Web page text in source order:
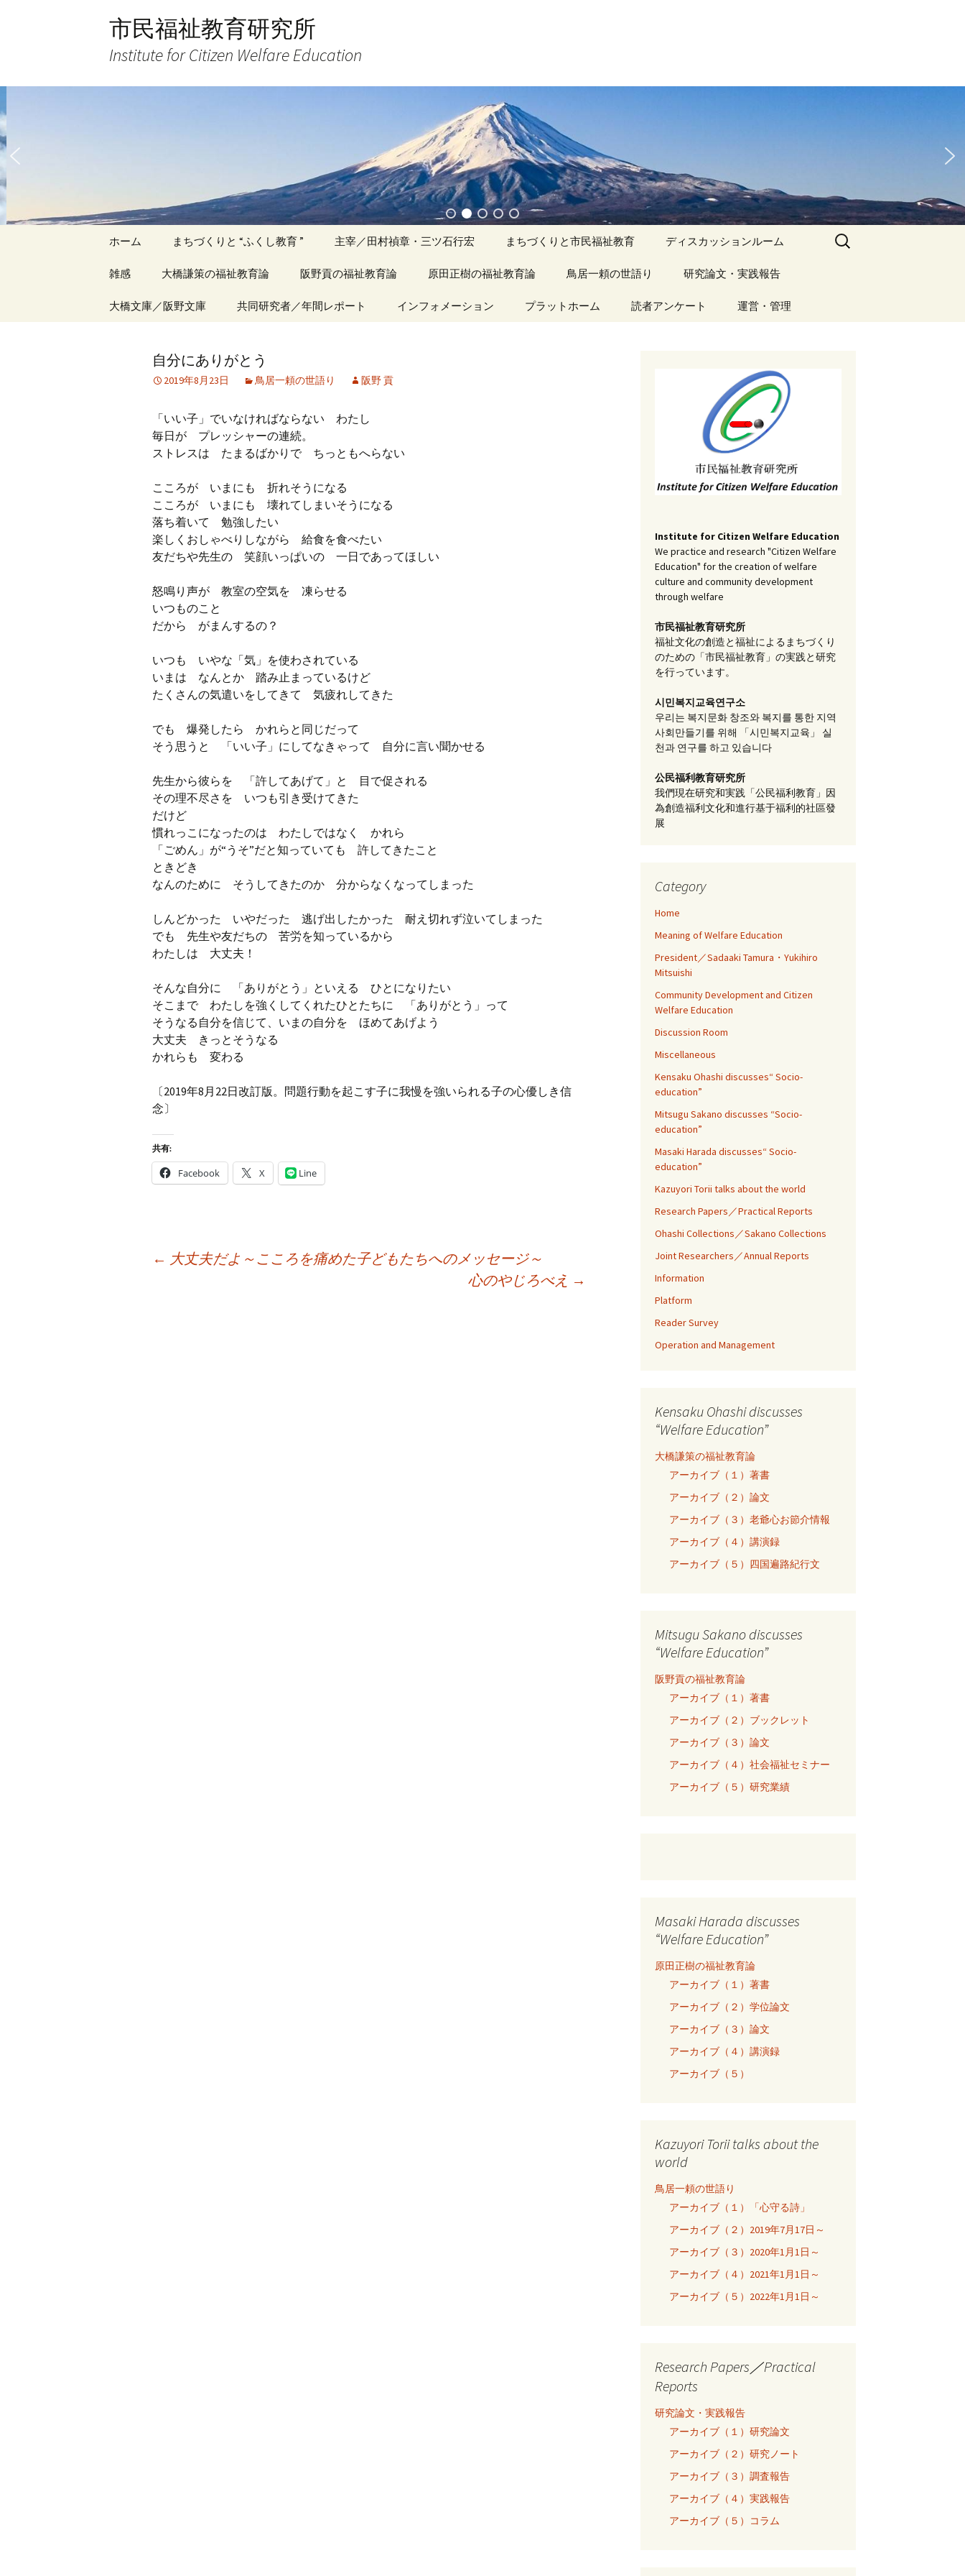
ス
キ
ッ
市民福祉教育研究所
Institute for Citizen Welfare Education
ホーム まちづくりと “ふくし教育 ” 主宰／田村禎章・三ツ石行宏 まちづくりと市民福祉教育
アーカイブ（１）
ディスカッションルーム
アーカイブ（１）
アーカイブ（４）
記事（151）～
アーカイブ（５）
記事（201）～
雑感
アーカイブ（１）
記事（51）～
アーカイブ（４）
記事（151）～
記事（201）～
大橋謙策の福祉教育論
アーカイブ（１）
論文
アーカイブ（４）
講演録
四国遍路紀行文
阪野貢の福祉教育論
アーカイブ（１）
アーカイブ（４）
社会福祉セミナー
研究業績
原田正樹の福祉教育論
アーカイブ（１）
鳥居一頼の世語り
アーカイブ（１）
研究論文・実践報告
アーカイブ（１）
アーカイブ（３）
調査報告
アーカイブ（４）
実践報告
アーカイブ（５）
コラム
大橋文庫／阪野文庫 共同研究者／年間レポート インフォメーション プラットホーム 読者アンケート 運営・管理
検
索:
自分にありがとう
2019年8月23日 鳥居一頼の世語り 阪野 貢
「いい子」でいなければならない わたし
毎日が プレッシャーの連続。
ストレスは たまるばかりで ちっともへらない
こころが いまにも 折れそうになる
こころが いまにも 壊れてしまいそうになる
落ち着いて 勉強したい
楽しくおしゃべりしながら 給食を食べたい
友だちや先生の 笑顔いっぱいの 一日であってほしい
怒鳴り声が 教室の空気を 凍らせる
いつものこと
だから がまんするの？
いつも いやな「気」を使わされている
いまは なんとか 踏み止まっているけど
たくさんの気遣いをしてきて 気疲れしてきた
でも 爆発したら かれらと同じだって
そう思うと 「いい子」にしてなきゃって 自分に言い聞かせる
先生から彼らを 「許してあげて」と 目で促される
その理不尽さを いつも引き受けてきた
だけど
慣れっこになったのは わたしではなく かれら
「ごめん」が“うそ”だと知っていても 許してきたこと
ときどき
なんのために そうしてきたのか 分からなくなってしまった
しんどかった いやだった 逃げ出したかった 耐え切れず泣いてしまった
でも 先生や友だちの 苦労を知っているから
わたしは 大丈夫！
そんな自分に 「ありがとう」といえる ひとになりたい
そこまで わたしを強くしてくれたひとたちに 「ありがとう」って
そうなる自分を信じて、いまの自分を ほめてあげよう
大丈夫 きっとそうなる
かれらも 変わる
〔2019年8月22日改訂版。問題行動を起こす子に我慢を強いられる子の心優しき信
念〕
共有:
Facebook X Line
← 大丈夫だよ～こころを痛めた子どもたちへのメッセージ～
心のやじろべえ →
Institute for Citizen Welfare Education
We practice and research "Citizen Welfare
Education" for the creation of welfare
culture and community development
through welfare
市民福祉教育研究所
福祉文化の創造と福祉によるまちづくり
のための「市民福祉教育」の実践と研究
を行っています。
시민복지교육연구소
우리는 복지문화 창조와 복지를 통한 지역
사회만들기를 위해 「시민복지교육」 실
천과 연구를 하고 있습니다
公民福利教育研究所
我們現在研究和実践「公民福利教育」因
為創造福利文化和進行基于福利的社區發
展
Category
Home
Meaning of Welfare Education
President／Sadaaki Tamura・Yukihiro
Mitsuishi
Community Development and Citizen
Welfare Education
Discussion Room
Miscellaneous
Kensaku Ohashi discusses“ Socio-
education”
Mitsugu Sakano discusses “Socio-
education”
Masaki Harada discusses“ Socio-
education”
Kazuyori Torii talks about the world
Research Papers／Practical Reports
Ohashi Collections／Sakano Collections
Joint Researchers／Annual Reports
Information
Platform
Reader Survey
Operation and Management
Kensaku Ohashi discusses
“Welfare Education”
大橋謙策の福祉教育論
アーカイブ（１）著書
アーカイブ（２）論文
アーカイブ（３）老爺心お節介情報
アーカイブ（４）講演録
アーカイブ（５）四国遍路紀行文
Mitsugu Sakano discusses
“Welfare Education”
阪野貢の福祉教育論
アーカイブ（１）著書
アーカイブ（２）ブックレット
アーカイブ（３）論文
アーカイブ（４）社会福祉セミナー
アーカイブ（５）研究業績
Masaki Harada discusses
“Welfare Education”
原田正樹の福祉教育論
アーカイブ（１）著書
アーカイブ（２）学位論文
アーカイブ（３）論文
アーカイブ（４）講演録
アーカイブ（５）
Kazuyori Torii talks about the
world
鳥居一頼の世語り
アーカイブ（１）「心守る詩」
アーカイブ（２）2019年7月17日～
アーカイブ（３）2020年1月1日～
アーカイブ（４）2021年1月1日～
アーカイブ（５）2022年1月1日～
Research Papers／Practical
Reports
研究論文・実践報告
アーカイブ（１）研究論文
アーカイブ（２）研究ノート
アーカイブ（３）調査報告
アーカイブ（４）実践報告
アーカイブ（５）コラム